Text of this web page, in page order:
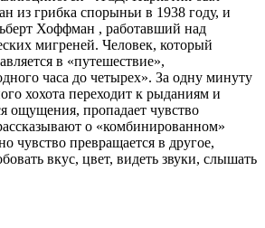
из грибка спорыньи в 1938 году, и
Хоффман , работавший над
мигреней. Человек, который
в «путешествие»,
часа до четырех». За одну минуту
хохота переходит к рыданиям и
ощущения, пропадает чувство
о «комбинированном»
чувство превращается в другое,
вкус, цвет, видеть звуки, слышать